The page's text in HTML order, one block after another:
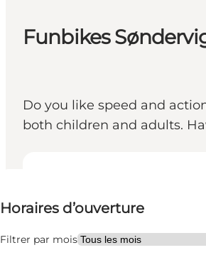
Funbikes
Do you like speed and
both children and adults.
Horaires d’ouverture
Filtrer par mois
Children, Friends